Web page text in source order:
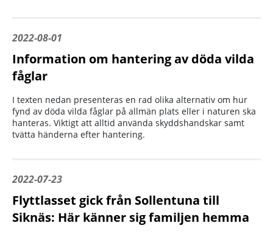
2022-08-01
Information om hantering av döda vilda
fåglar
I texten nedan presenteras en rad olika alternativ om hur
fynd av döda vilda fåglar på allmän plats eller i naturen ska
hanteras. Viktigt att alltid använda skyddshandskar samt
tvätta händerna efter hantering.
2022-07-23
Flyttlasset gick från Sollentuna till
Siknäs: Här känner sig familjen hemma